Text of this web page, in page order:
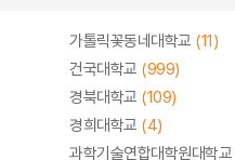
가톨릭꽃동네대학교 (11)
건국대학교 (999)
경북대학교 (109)
경희대학교 (4)
과학기술연합대학원대학교